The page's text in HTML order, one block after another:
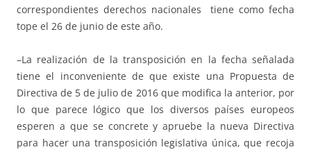
correspondientes derechos nacionales tiene como fecha
tope el 26 de junio de este año.
–La realización de la transposición en la fecha señalada
tiene el inconveniente de que existe una Propuesta de
Directiva de 5 de julio de 2016 que modifica la anterior, por
lo que parece lógico que los diversos países europeos
esperen a que se concrete y apruebe la nueva Directiva
para hacer una transposición legislativa única, que recoja